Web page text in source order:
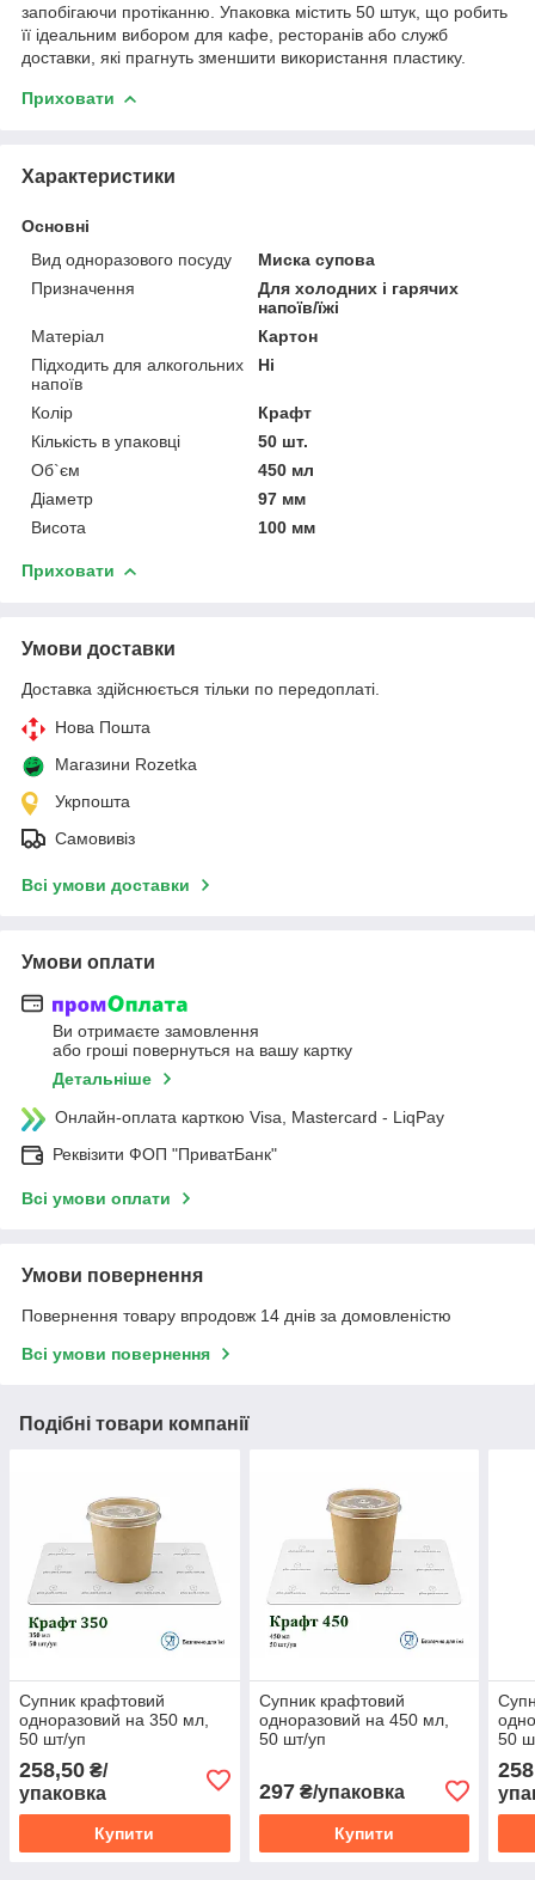
запобігаючи протіканню. Упаковка містить 50 штук, що робить
її ідеальним вибором для кафе, ресторанів або служб
доставки, які прагнуть зменшити використання пластику.
Приховати
Характеристики
Основні
Вид одноразового посуду
Миска супова
Призначення
Для холодних і гарячих
напоїв/їжі
Матеріал
Картон
Підходить для алкогольних
напоїв
Ні
Колір
Крафт
Кількість в упаковці
50 шт.
Об`єм
450 мл
Діаметр
97 мм
Висота
100 мм
Приховати
Умови доставки
Доставка здійснюється тільки по передоплаті.
Нова Пошта
Магазини Rozetka
Укрпошта
Самовивіз
Всі умови доставки
Умови оплати
Ви отримаєте замовлення
або гроші повернуться на вашу картку
Детальніше
Онлайн-оплата карткою Visa, Mastercard - LiqPay
Реквізити ФОП "ПриватБанк"
Всі умови оплати
Умови повернення
Повернення товару впродовж 14 днів за домовленістю
Всі умови повернення
Подібні товари компанії
Супник крафтовий
одноразовий на 350 мл,
50 шт/уп
258,50 ₴/
упаковка
Купити
Супник крафтовий
одноразовий на 450 мл,
50 шт/уп
297₴/упаковка
Купити
50